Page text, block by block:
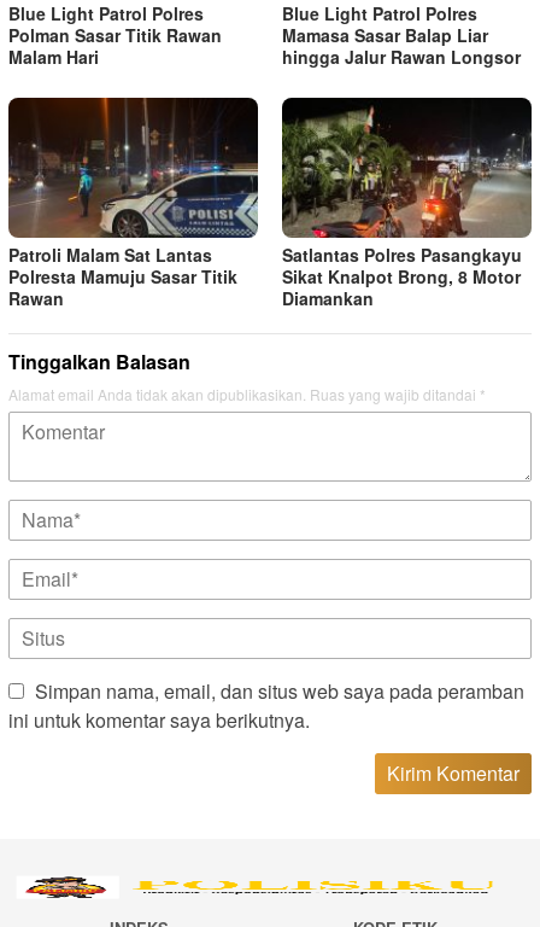
Blue Light Patrol Polres
Polman Sasar Titik Rawan
Malam Hari
Blue Light Patrol Polres
Mamasa Sasar Balap Liar
hingga Jalur Rawan Longsor
Patroli Malam Sat Lantas
Polresta Mamuju Sasar Titik
Rawan
Satlantas Polres Pasangkayu
Sikat Knalpot Brong, 8 Motor
Diamankan
Tinggalkan Balasan
Alamat email Anda tidak akan dipublikasikan. Ruas yang wajib ditandai *
Simpan nama, email, dan situs web saya pada peramban
ini untuk komentar saya berikutnya.